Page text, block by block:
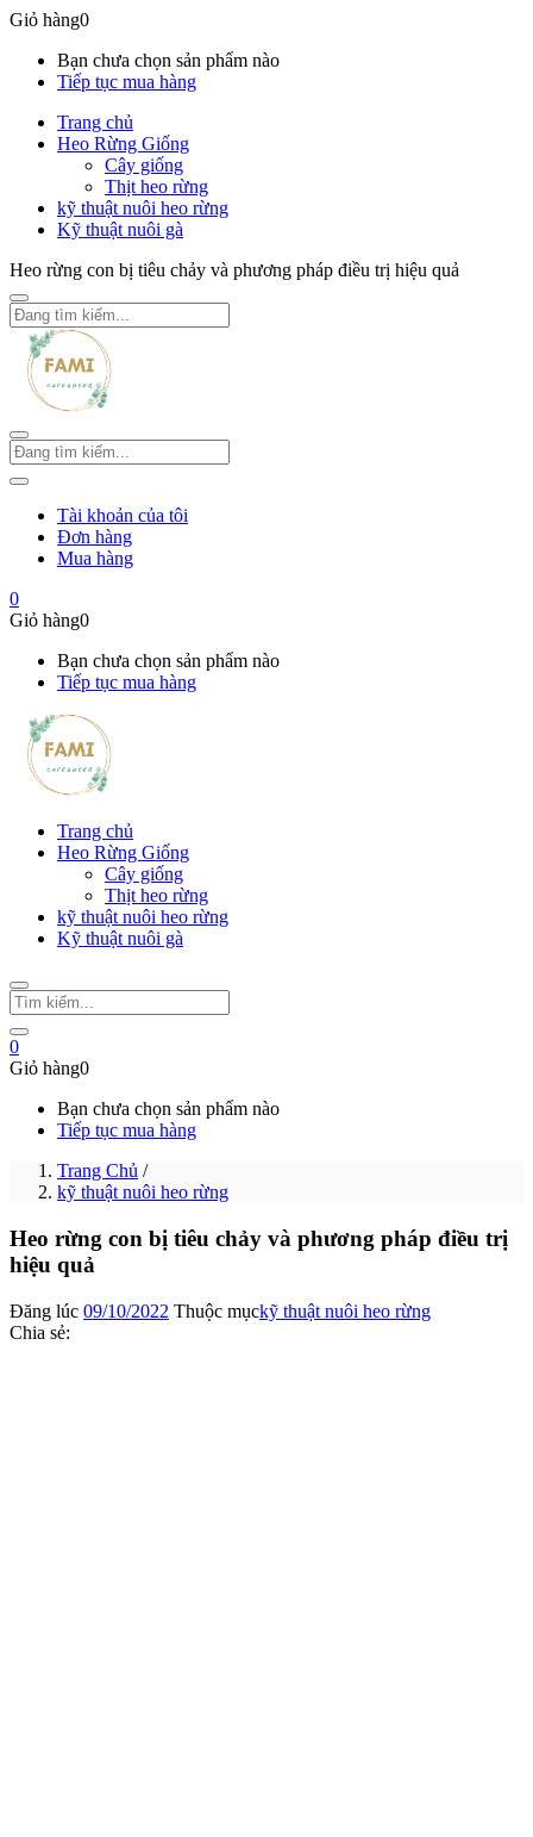
Giỏ hàng0
Bạn chưa chọn sản phẩm nào
Tiếp tục mua hàng
Trang chủ
Heo Rừng Giống
Cây giống
Thịt heo rừng
kỹ thuật nuôi heo rừng
Kỹ thuật nuôi gà
Heo rừng con bị tiêu chảy và phương pháp điều trị hiệu quả
Tài khoản của tôi
Đơn hàng
Mua hàng
0
Giỏ hàng0
Bạn chưa chọn sản phẩm nào
Tiếp tục mua hàng
Trang chủ
Heo Rừng Giống
Cây giống
Thịt heo rừng
kỹ thuật nuôi heo rừng
Kỹ thuật nuôi gà
0
Giỏ hàng0
Bạn chưa chọn sản phẩm nào
Tiếp tục mua hàng
Trang Chủ /
kỹ thuật nuôi heo rừng
Heo rừng con bị tiêu chảy và phương pháp điều trị
hiệu quả
Đăng lúc 09/10/2022 Thuộc mụckỹ thuật nuôi heo rừng
Chia sẻ: